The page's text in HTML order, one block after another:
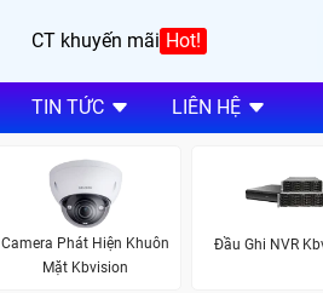
CT khuyến mãi Hot!
TIN TỨC LIÊN HỆ
Camera Phát Hiện Khuôn
Mặt Kbvision
Đầu Ghi NVR